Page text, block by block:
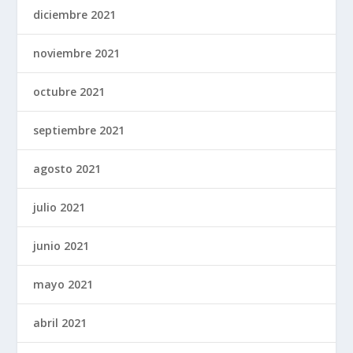
diciembre 2021
noviembre 2021
octubre 2021
septiembre 2021
agosto 2021
julio 2021
junio 2021
mayo 2021
abril 2021